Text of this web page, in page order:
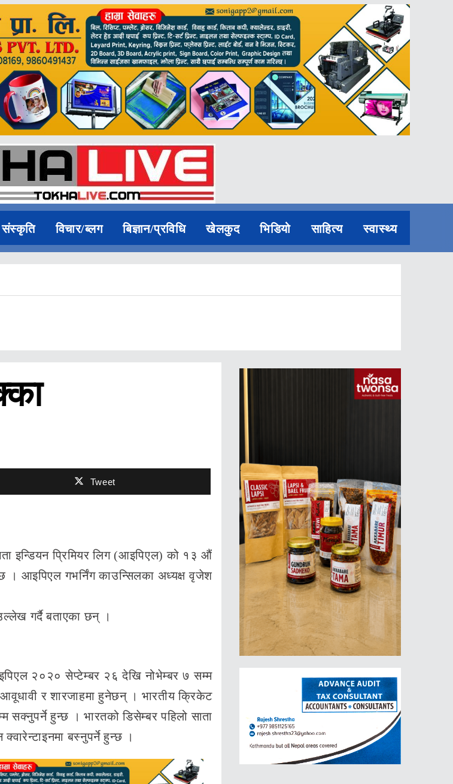
विचार/ब्लग बिज्ञान/प्रविधि खेलकुद भिडियो साहित्य स्वास्थ्य
Tweet
इन्डियन प्रिमियर लिग (आइपिएल) को १३ औं
आइपिएल गभर्निंग काउन्सिलका अध्यक्ष वृजेश
गर्दै बताएका छन् ।
२०२० सेप्टेम्बर २६ देखि नोभेम्बर ७ सम्म
र शारजाहमा हुनेछन् । भारतीय क्रिकेट
सक्नुपर्ने हुन्छ । भारतको डिसेम्बर पहिलो साता
बस्नुपर्ने हुन्छ ।